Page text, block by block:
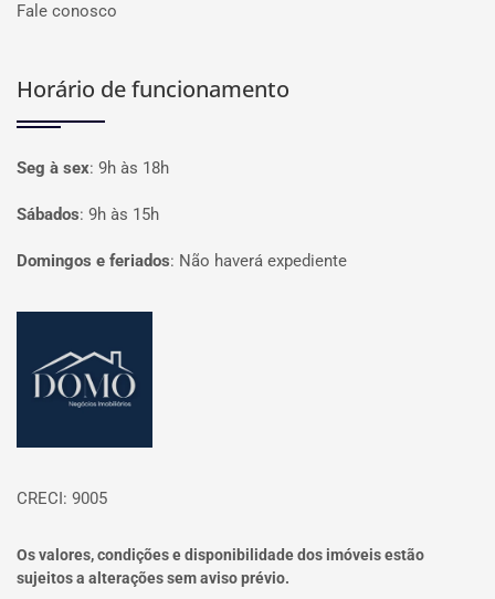
Fale conosco
Horário de funcionamento
Seg à sex: 9h às 18h
Sábados: 9h às 15h
Domingos e feriados: Não haverá expediente
CRECI: 9005
Os valores, condições e disponibilidade dos imóveis estão
sujeitos a alterações sem aviso prévio.